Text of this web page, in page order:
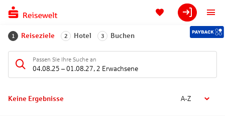
1 Reiseziele 2 Hotel 3 Buchen
Passen Sie Ihre Suche an
04.08.25 – 01.08.27, 2 Erwachsene
Keine Ergebnisse A-Z